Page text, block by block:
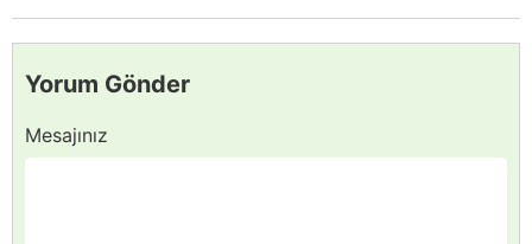
Yorum Gönder
Mesajınız